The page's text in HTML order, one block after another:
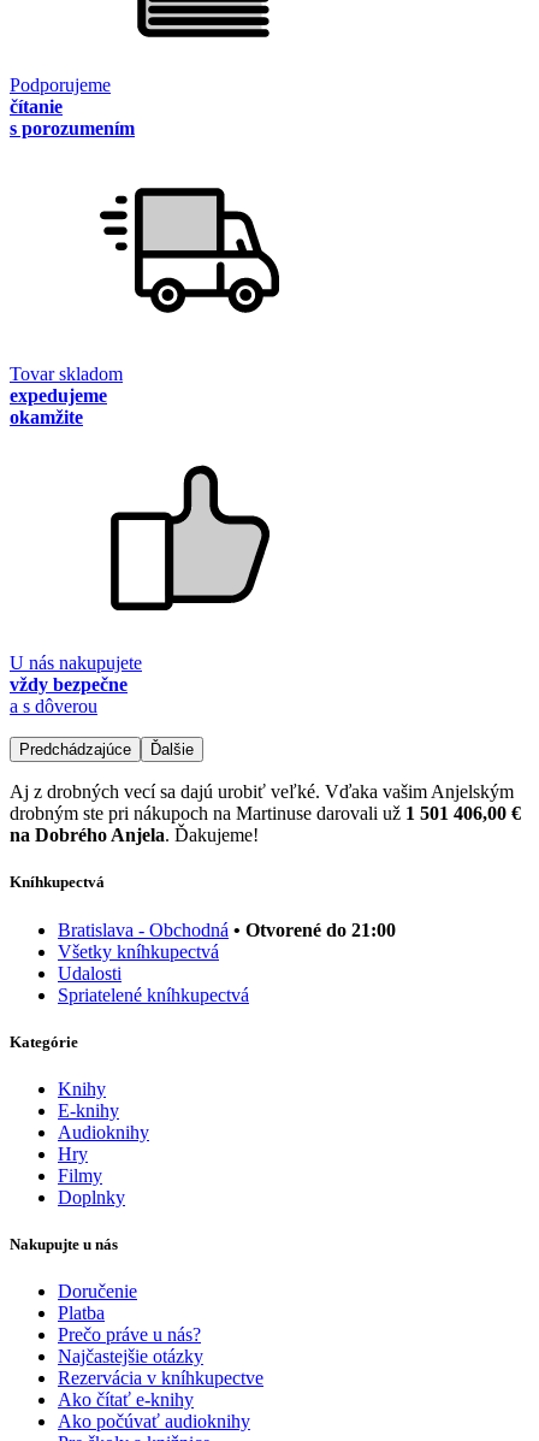
Podporujeme
čítanie
s porozumením
Tovar skladom
expedujeme
okamžite
U nás nakupujete
vždy bezpečne
a s dôverou
Predchádzajúce Ďalšie
Aj z drobných vecí sa dajú urobiť veľké. Vďaka vašim Anjelským
drobným ste pri nákupoch na Martinuse darovali už 1 501 406,00 €
na Dobrého Anjela. Ďakujeme!
Kníhkupectvá
Bratislava - Obchodná • Otvorené do 21:00
Všetky kníhkupectvá
Udalosti
Spriatelené kníhkupectvá
Kategórie
Knihy
E-knihy
Audioknihy
Hry
Filmy
Doplnky
Nakupujte u nás
Doručenie
Platba
Prečo práve u nás?
Najčastejšie otázky
Rezervácia v kníhkupectve
Ako čítať e-knihy
Ako počúvať audioknihy